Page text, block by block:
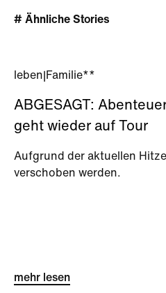
# Ähnliche Stories
leben Familie**
ABGESAGT:
geht wieder auf Tour
Aufgrund der aktuellen
verschoben werden.
mehr lesen